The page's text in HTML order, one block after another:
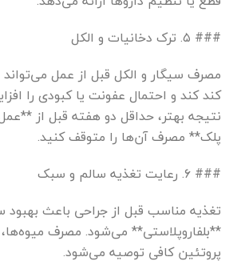
### ۵. ترک دخانیات و الکل
مصرف سیگار و الکل قبل از عمل می‌تواند
کند کند و احتمال عفونت یا کبودی را
نتیجه بهتر، حداقل دو هفته قبل از
پلک** مصرف آن‌ها را متوقف کنید.
### ۶. رعایت تغذیه سالم و سبک
تغذیه مناسب قبل از جراحی باعث بهبود
**بلفاروپلاستی** می‌شود. مصرف
پروتئین کافی توصیه می‌شود.